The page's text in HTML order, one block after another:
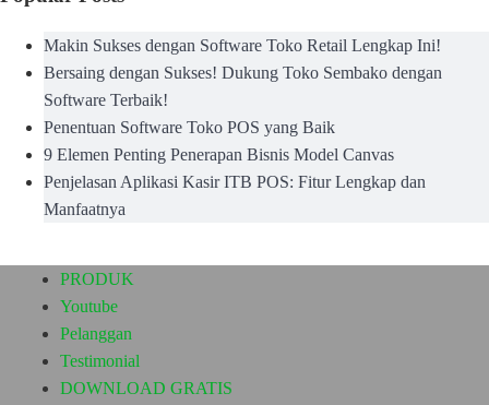
Makin Sukses dengan Software Toko Retail Lengkap Ini!
Bersaing dengan Sukses! Dukung Toko Sembako dengan
Software Terbaik!
Penentuan Software Toko POS yang Baik
9 Elemen Penting Penerapan Bisnis Model Canvas
Penjelasan Aplikasi Kasir ITB POS: Fitur Lengkap dan
Manfaatnya
PRODUK
Youtube
Pelanggan
Testimonial
DOWNLOAD GRATIS